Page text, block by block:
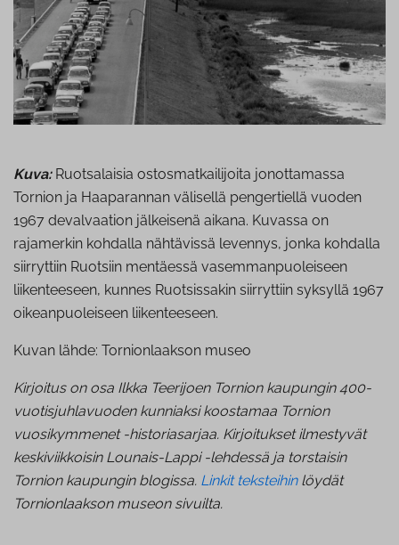
Kuva: Ruotsalaisia ostosmatkailijoita jonottamassa
Tornion ja Haaparannan välisellä pengertiellä vuoden
1967 devalvaation jälkeisenä aikana. Kuvassa on
rajamerkin kohdalla nähtävissä levennys, jonka kohdalla
siirryttiin Ruotsiin mentäessä vasemmanpuoleiseen
liikenteeseen, kunnes Ruotsissakin siirryttiin syksyllä 1967
oikeanpuoleiseen liikenteeseen.
Kuvan lähde: Tornionlaakson museo
Kirjoitus on osa Ilkka Teerijoen Tornion kaupungin 400-
vuotisjuhlavuoden kunniaksi koostamaa Tornion
vuosikymmenet -historiasarjaa. Kirjoitukset ilmestyvät
keskiviikkoisin Lounais-Lappi -lehdessä ja torstaisin
Tornion kaupungin blogissa. Linkit teksteihinlöydät
Tornionlaakson museon sivuilta.